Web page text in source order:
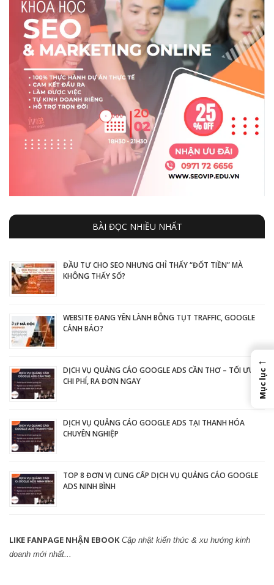
BÀI ĐỌC NHIỀU NHẤT
ĐẦU TƯ CHO SEO NHƯNG CHỈ THẤY “ĐỐT TIỀN” MÀ
KHÔNG THẤY SỐ?
WEBSITE ĐANG YÊN LÀNH BỖNG TỤT TRAFFIC, GOOGLE
CẢNH BÁO?
DỊCH VỤ QUẢNG CÁO GOOGLE ADS CẦN THƠ – TỐI ƯU
CHI PHÍ, RA ĐƠN NGAY
DỊCH VỤ QUẢNG CÁO GOOGLE ADS TẠI THANH HÓA
CHUYÊN NGHIỆP
TOP 8 ĐƠN VỊ CUNG CẤP DỊCH VỤ QUẢNG CÁO GOOGLE
ADS NINH BÌNH
LIKE FANPAGE NHẬN EBOOK Cập nhật kiến thức & xu hướng kinh
doanh mới nhất...
←
Mục lục